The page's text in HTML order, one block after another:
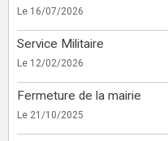
Le 16/07/2026
Service Militaire
Le 12/02/2026
Fermeture de la mairie
Le 21/10/2025